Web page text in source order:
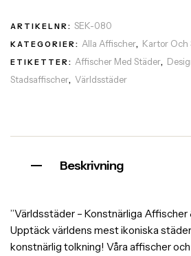
ARTIKELNR: SEK-080
KATEGORIER: Alla Affischer, Kartor Och
ETIKETTER: Affischer Med Städer,
Stadsaffischer, Världsstäder
Beskrivning
”Världsstäder – Konstnärliga
Upptäck världens mest ikoniska
konstnärlig tolkning! Våra affischer